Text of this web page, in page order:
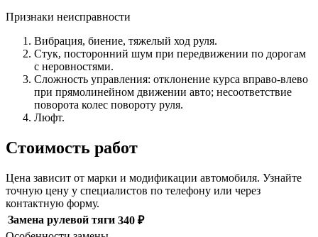
Признаки неисправности
Вибрация, биение, тяжелый ход руля.
Стук, посторонний шум при передвижении по дорогам
с неровностями.
Сложность управления: отклонение курса вправо-влево
при прямолинейном движении авто; несоответствие
поворота колес повороту руля.
Люфт.
Стоимость работ
Цена зависит от марки и модификации автомобиля. Узнайте
точную цену у специалистов по телефону или через
контактную форму.
Замена рулевой тяги 340 ₽